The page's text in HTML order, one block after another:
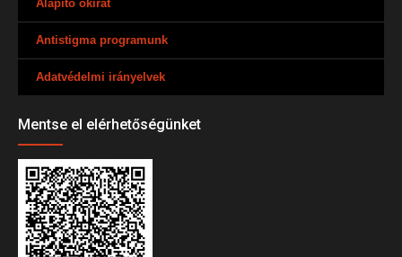
Alapító okirat
Antistigma programunk
Adatvédelmi irányelvek
Mentse el elérhetőségünket